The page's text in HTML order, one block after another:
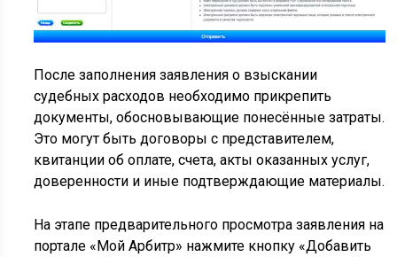
После заполнения заявления о взыскании
судебных расходов необходимо прикрепить
документы, обосновывающие понесённые затраты.
Это могут быть договоры с представителем,
квитанции об оплате, счета, акты оказанных услуг,
доверенности и иные подтверждающие материалы.
На этапе предварительного просмотра заявления на
портале «Мой Арбитр» нажмите кнопку «Добавить